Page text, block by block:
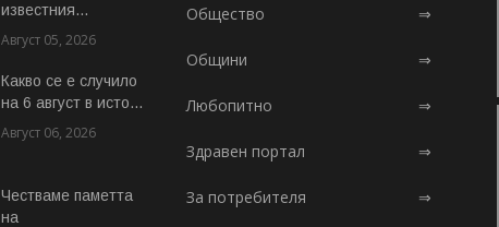
известния...
Август 05, 2026
Какво се е случило
на 6 август в исто...
Август 06, 2026
Честваме паметта
на
Общество ⇒
Общини ⇒
Любопитно ⇒
Здравен портал ⇒
За потребителя ⇒